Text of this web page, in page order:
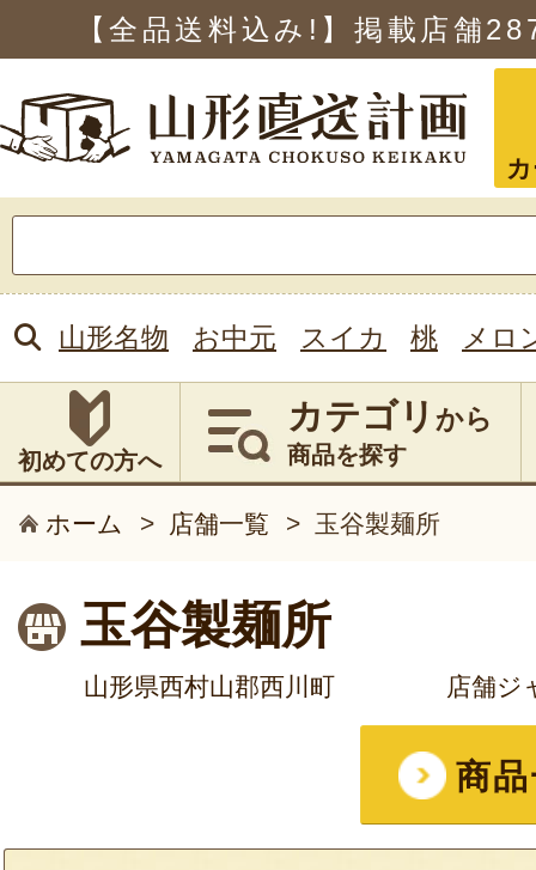
【全品送料込み!】掲載店舗
索:
山形名物 お中元 スイカ 桃 メロ
初めての方へ
カテゴリ から
商品を探す
ホーム > 店舗一覧 > 玉谷製麺所
玉谷製麺所
山形県西村山郡西川町 店舗ジ
商